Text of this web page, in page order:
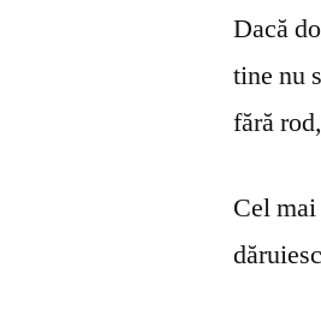
Dacă
tine nu
fără
Cel